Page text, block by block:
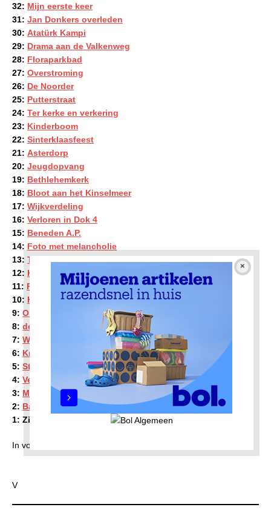
32: Mijn eerste keer
31: Jan Donkers overleden
30: Atatürk Kampi
29: Drama aan de Valkenweg
28: Floraparkbad
27: Overstroming
26: De Noorder
25: Putterstraat
24: Ter kerke en verkering
23: Kinderboom
22: Sinterklaasfeest
21: Asterdorp
20: Jeugdopvang
19: Bethlehemkerk
18: Bloot aan het Kinselmeer
17: Wijkverdeling
16: Verloren in Dok 4
15: Beneden A.P.
14: Foto met melancholie
13: Touwtje van Terlouw
12: Heelal van mijn jeugd Deel II
11: Redding een column over verzet.
10: Heelal van mijn jeugd Deel I
9: Onbekende band
8: de brand
7: Walvisvaart
6: Kruis
5: Stalling
4: Verward
3: Meester Dral
2: Bakfiets
1: Zijn eerste column gaat overDammen
In voorbereiding:
V